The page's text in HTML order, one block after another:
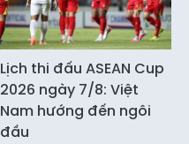
Lịch thi đấu ASEAN Cup
2026 ngày 7/8: Việt
Nam hướng đến ngôi
đầu